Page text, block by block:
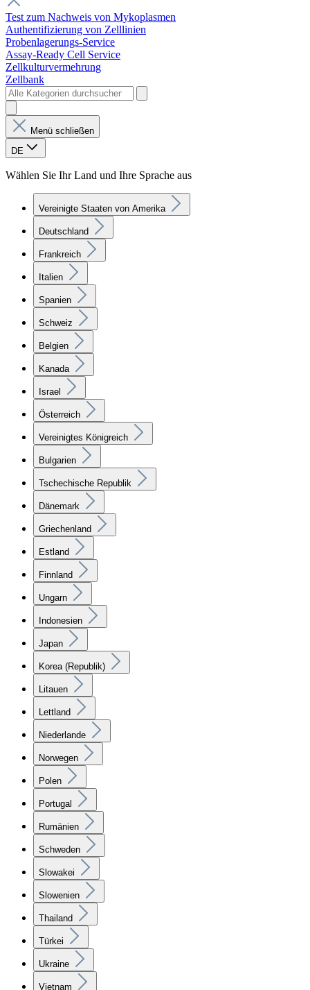
Test zum Nachweis von Mykoplasmen
Authentifizierung von Zelllinien
Probenlagerungs-Service
Assay-Ready Cell Service
Zellkulturvermehrung
Zellbank
Menü schließen
DE
Wählen Sie Ihr Land und Ihre Sprache aus
Vereinigte Staaten von Amerika
Deutschland
Frankreich
Italien
Spanien
Schweiz
Belgien
Kanada
Israel
Österreich
Vereinigtes Königreich
Bulgarien
Tschechische Republik
Dänemark
Griechenland
Estland
Finnland
Ungarn
Indonesien
Japan
Korea (Republik)
Litauen
Lettland
Niederlande
Norwegen
Polen
Portugal
Rumänien
Schweden
Slowakei
Slowenien
Thailand
Türkei
Ukraine
Vietnam